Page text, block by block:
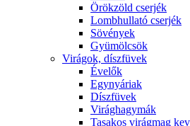
Örökzöld cserjék
Lombhullató cserjék
Sövények
Gyümölcsök
Virágok, díszfüvek
Évelők
Egynyáriak
Díszfüvek
Virághagymák
Tasakos virágmag